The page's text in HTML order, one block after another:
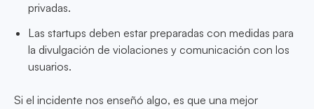
privadas.
Las startups deben estar preparadas con medidas para
la divulgación de violaciones y comunicación con los
usuarios.
Si el incidente nos enseñó algo, es que una mejor